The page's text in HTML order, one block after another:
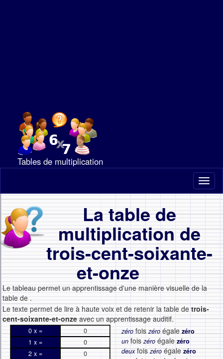
Tables de multiplication
La table de
multiplication de
trois-cent-soixante-
et-onze
Le tableau permet un apprentissage d'une manière visuelle de la
table de .
Le texte permet de lire à haute voix et de retenir la table de trois-
cent-soixante-et-onzeavec un apprentissage auditif.
0 x =
0
1 x =
0
2 x =
0
zérofoiszéroégalezéro
un foiszéro égale zéro
deuxfoiszéroégalezéro